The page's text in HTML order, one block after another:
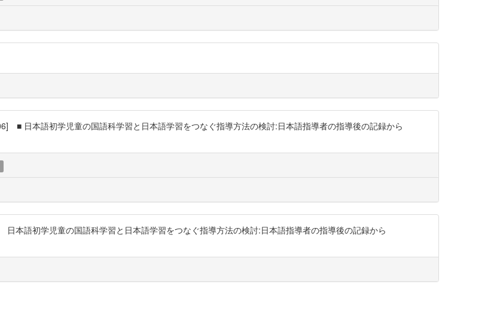
■ 日本語初学児童の国語科学習と日本語学習をつなぐ指導方法の検討:日本語指導者の指導後の記録から
本語初学児童の国語科学習と日本語学習をつなぐ指導方法の検討:日本語指導者の指導後の記録から